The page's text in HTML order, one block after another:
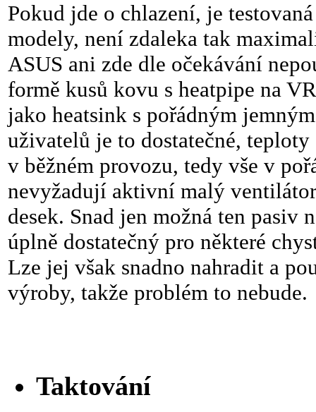
Pokud jde o chlazení, je
modely, není zdaleka tak
ASUS ani zde dle očekávání
formě kusů kovu s heatpipe na
jako heatsink s pořádným
uživatelů je to dostatečné,
v běžném provozu, tedy vše v
nevyžadují aktivní malý
desek. Snad jen možná ten pasiv
úplně dostatečný pro některé
Lze jej však snadno nahradit a
výroby, takže problém to nebude.
Taktování